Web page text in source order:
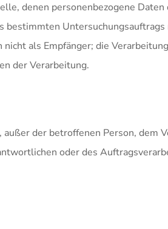
denen personenbezogene
als Empfänger; die
der Verarbeitung.
der betroffenen Person, dem
oder des